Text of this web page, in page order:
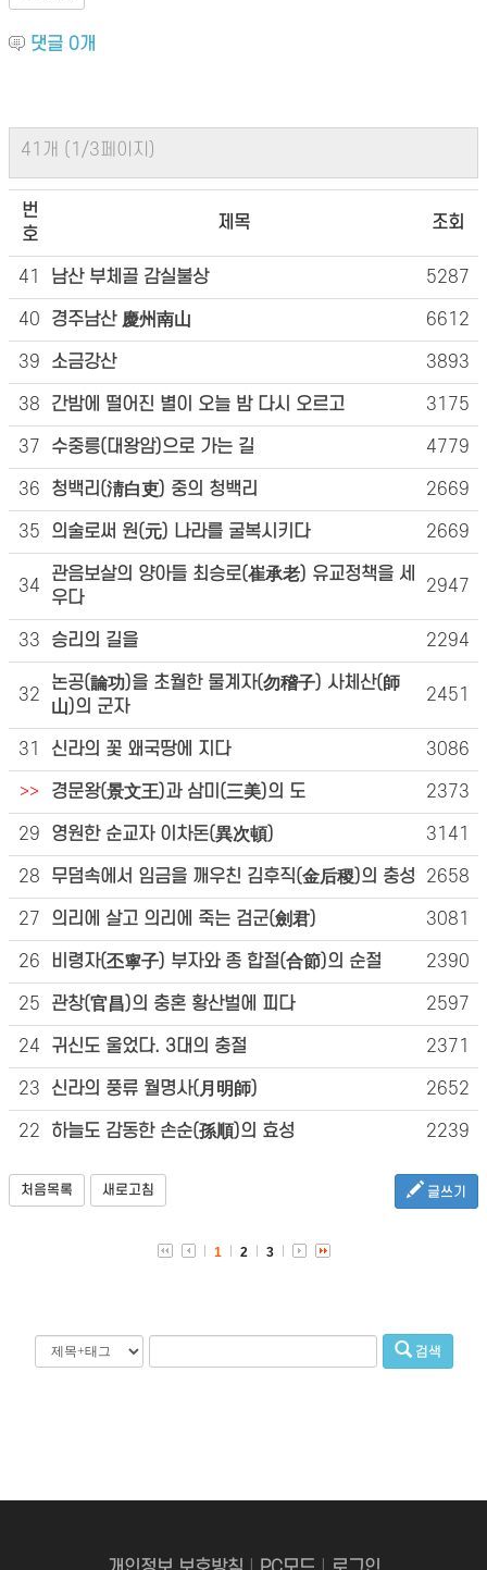
댓글 0개
41개 (1/3페이지)
번
호
제목 조회
41 남산 부체골 감실불상 5287
40 경주남산 慶州南山 6612
39 소금강산 3893
38 간밤에 떨어진 별이 오늘 밤 다시 오르고 3175
37 수중릉(대왕암)으로 가는 길 4779
36 청백리(淸白吏) 중의 청백리 2669
35 의술로써 원(元) 나라를 굴복시키다 2669
34
관음보살의 양아들 최승로(崔承老) 유교정책을 세
우다
2947
33 승리의 길을 2294
32
논공(論功)을 초월한 물계자(勿稽子) 사체산(師
山)의 군자
2451
31 신라의 꽃 왜국땅에 지다 3086
>> 경문왕(景文王)과 삼미(三美)의 도 2373
29 영원한 순교자 이차돈(異次頓) 3141
28 무덤속에서 임금을 깨우친 김후직(金后稷)의 충성 2658
27 의리에 살고 의리에 죽는 검군(劍君) 3081
26 비령자(丕寧子) 부자와 종 합절(合節)의 순절 2390
25 관창(官昌)의 충혼 황산벌에 피다 2597
24 귀신도 울었다. 3대의 충절 2371
23 신라의 풍류 월명사(月明師) 2652
22 하늘도 감동한 손순(孫順)의 효성 2239
처음목록 새로고침 글쓰기
1 2 3
검색